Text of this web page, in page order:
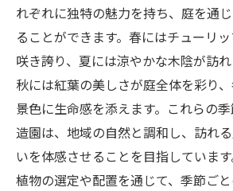
れぞれに独特の魅力を持ち、庭を通
ることができます。春にはチューリ
咲き誇り、夏には涼やかな木陰が訪れ
秋には紅葉の美しさが庭全体を彩り
景色に生命感を添えます。これらの
造園は、地域の自然と調和し、訪れ
いを体感させることを目指しています
植物の選定や配置を通じて、季節ご